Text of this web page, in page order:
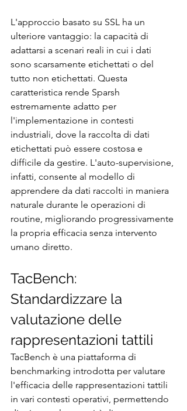
L'approccio basato su SSL ha un
ulteriore vantaggio: la capacità di
adattarsi a scenari reali in cui i dati
sono scarsamente etichettati o del
tutto non etichettati. Questa
caratteristica rende Sparsh
estremamente adatto per
l'implementazione in contesti
industriali, dove la raccolta di dati
etichettati può essere costosa e
difficile da gestire. L'auto-supervisione,
infatti, consente al modello di
apprendere da dati raccolti in maniera
naturale durante le operazioni di
routine, migliorando progressivamente
la propria efficacia senza intervento
umano diretto.
TacBench:
Standardizzare la
valutazione delle
rappresentazioni tattili
TacBench è una piattaforma di
benchmarking introdotta per valutare
l'efficacia delle rappresentazioni tattili
in vari contesti operativi, permettendo